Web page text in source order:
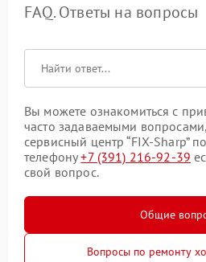
FAQ. Ответы на вопросы
Вы можете ознакомиться с
часто задаваемыми
сервисный центр “FIX-Sharp”
телефону+7 (391) 216-92-39
свой вопрос.
Общие
Вопросы по ремонту